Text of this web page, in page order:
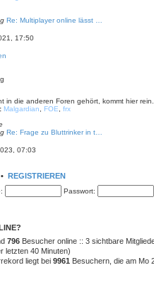
Re: Multiplayer online lässt …
17:50
in die anderen Foren gehört, kommt hier
Malgardian FOE
frx
Re: Frage zu Bluttrinker in t…
07:03
• REGISTRIEREN
Passwort:
796 Besucher online :: 3 sichtbare
letzten 40 Minuten)
liegt bei 9961 Besuchern, die am Mo